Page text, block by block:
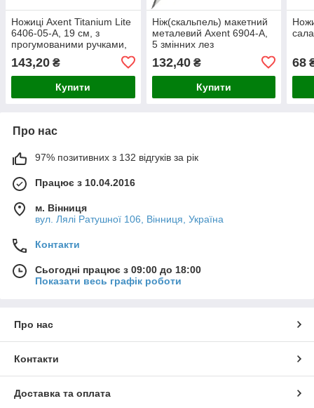
Ножиці Axent Titanium Lite
6406-05-A, 19 см, з
прогумованими ручками,
143,20 ₴
Купити
Ніж(скальпель) макетний
металевий Axent 6904-A,
5 змінних лез
132,40₴
Купити
68
Про нас
97% позитивних з 132 відгуків за рік
Працює з 10.04.2016
м. Вінниця
вул. Лялі Ратушної 106, Вінниця, Україна
Контакти
Сьогодні працює з 09:00 до 18:00
Показати весь графік роботи
Про нас
Контакти
Доставка та оплата